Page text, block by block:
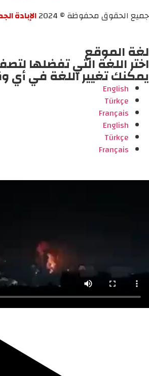
جميع الحقوق محفوظة © 2024
الإبادة
لغة الموقع
اختر اللغة التي تفضلها
يمكنك تغيير اللغة في أي
English
Türkçe
Français
English
Türkçe
Français